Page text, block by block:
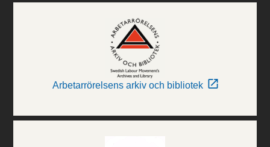
Arbetarrörelsens arkiv och bibliotek